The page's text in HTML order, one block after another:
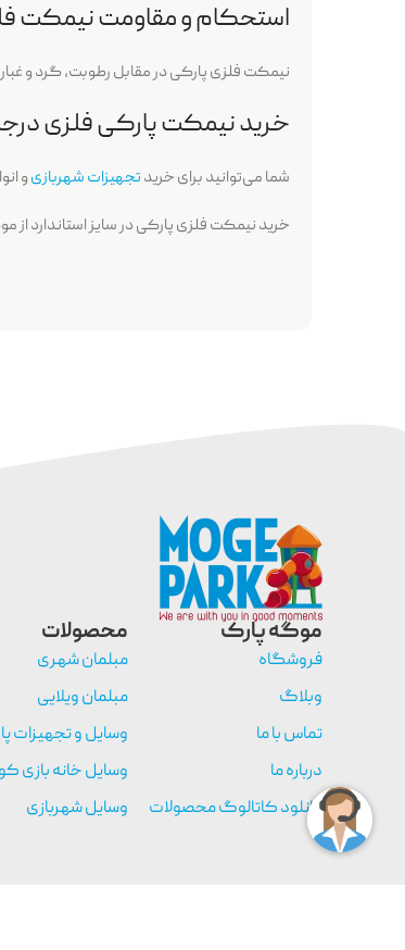
استحکام و مقاومت نیمکت
نیمکت فلزی پارکی در مقابل رطوبت، گرد و
خرید نیمکت پارکی فلزی
شما می‌توانید برایخریدتجهیزات شهربازیو
خریدنیمکت فلزی پارکی در سایز استاندارد
موگه پارک
فروشگاه
وبلاگ
تماس با ما
درباره ما
دانلود کاتالوگ محصولات
محصولات
مبلمان شهری
مبلمان ویلایی
وسایل و تجهیزات
وسایل خانه بازی
وسایل شهربازی